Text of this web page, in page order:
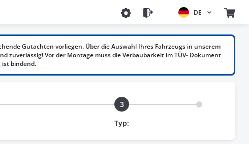
DE
Gutachten vorliegen. Über die Auswahl Ihres Fahrzeugs in unserem
zuverlässig! Vor der Montage muss die Verbaubarkeit im TÜV- Dokument
ist bindend.
3
Typ: